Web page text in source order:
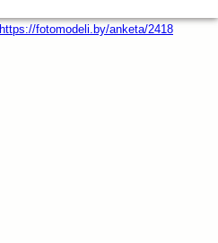
https://fotomodeli.by/anketa/2418